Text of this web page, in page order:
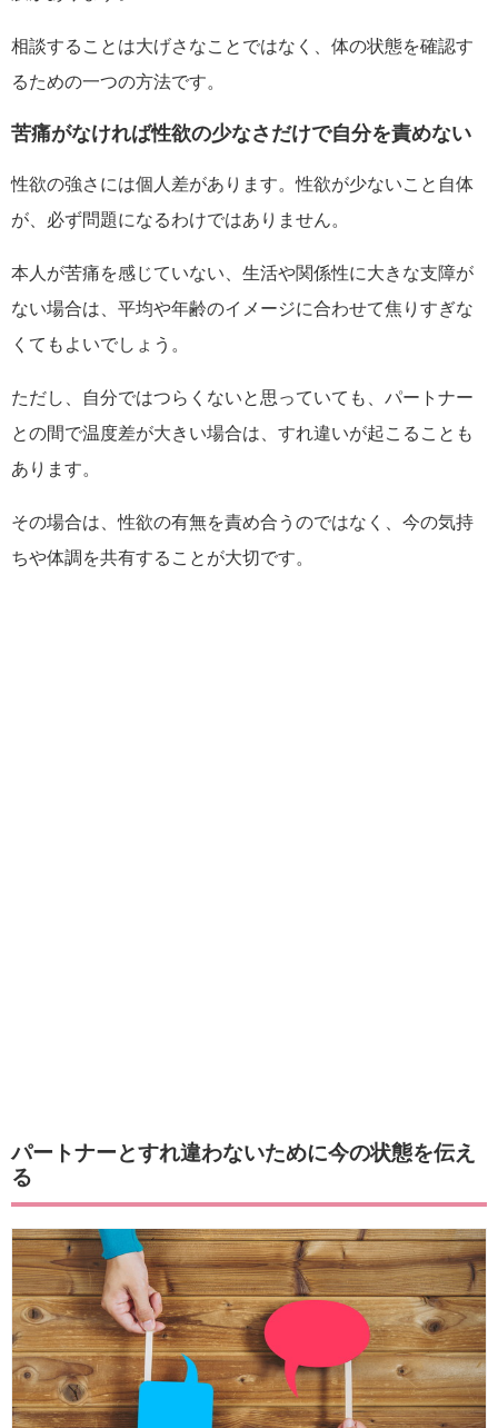
相談することは大げさなことではなく、体の状態を確認す
るための一つの方法です。
苦痛がなければ性欲の少なさだけで自分を責めない
性欲の強さには個人差があります。性欲が少ないこと自体
が、必ず問題になるわけではありません。
本人が苦痛を感じていない、生活や関係性に大きな支障が
ない場合は、平均や年齢のイメージに合わせて焦りすぎな
くてもよいでしょう。
ただし、自分ではつらくないと思っていても、パートナー
との間で温度差が大きい場合は、すれ違いが起こることも
あります。
その場合は、性欲の有無を責め合うのではなく、今の気持
ちや体調を共有することが大切です。
パートナーとすれ違わないために今の状態を伝え
る